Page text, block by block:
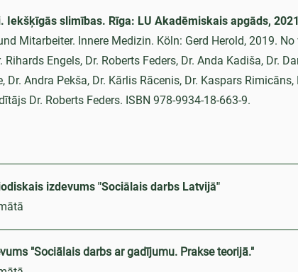
Iekšķīgās slimības. Rīga: LU Akadēmiskais apgāds,
Mitarbeiter. Innere Medizin. Köln: Gerd Herold, 2019.
Engels, Dr. Roberts Feders, Dr. Anda Kadiša, Dr.
Dr. Andra Pekša, Dr. Kārlis Rācenis, Dr. Kaspars Rimicāns,
Dr. Roberts Feders. ISBN 978-9934-18-663-9.
izdevums "Sociālais darbs Latvijā"
"Sociālais darbs ar gadījumu. Prakse teorijā."